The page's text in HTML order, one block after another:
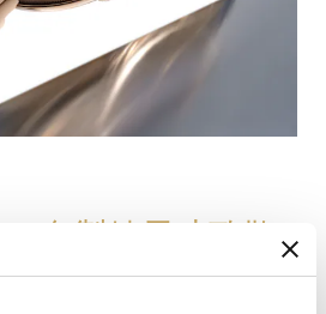
向製錶天才致敬
Tradition7035